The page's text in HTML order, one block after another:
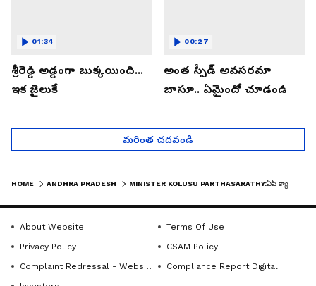
శ్రీరెడ్డి అడ్డంగా బుక్కయింది...
ఇక జైలుకే
01:34
అంత స్పీడ్ అవసరమా
బాసూ.. ఏమైందో చూడండి
00:27
మరింత చదవండి
HOME ANDHRA PRADESH
About Website
Terms Of Use
Privacy Policy
CSAM Policy
Complaint Redressal - Website
Compliance Report Digital